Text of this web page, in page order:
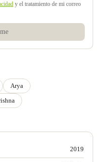
y el tratamiento de mi correo
Arya
2019